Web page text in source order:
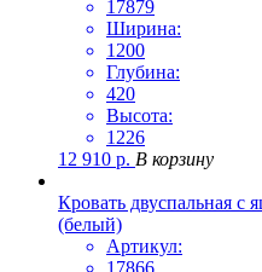
17879
Ширина:
1200
Глубина:
420
Высота:
1226
12 910 р. В корзину
Кровать двуспальная
(белый)
Артикул:
17866